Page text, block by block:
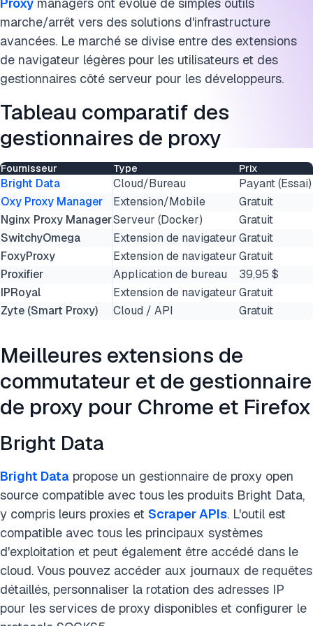
marche/arrêt vers des solutions d'infrastructure
avancées. Le marché se divise entre des extensions
de navigateur légères pour les utilisateurs et des
gestionnaires côté serveur pour les développeurs.
Tableau comparatif des
gestionnaires de proxy
Fournisseur Type Prix
Bright Data Cloud/Bureau
Payant (Essai)
Oxy Proxy Manager
Extension/Mobile
Gratuit
Nginx Proxy ManagerServeur (Docker)
Gratuit
SwitchyOmega
Extension de navigateurGratuit
FoxyProxy
Extension de navigateurGratuit
Proxifier
Application de bureau
39,95 $
IPRoyal
Extension de navigateurGratuit
Zyte (Smart Proxy)
Cloud / API Gratuit
Meilleures extensions de
commutateur et de gestionnaire
de proxy pour Chrome et Firefox
Bright Data
Bright Data propose un gestionnaire de proxy open
source compatible avec tous les produits Bright Data,
y compris leurs proxies et Scraper APIs. L'outil est
compatible avec tous les principaux systèmes
d'exploitation et peut également être accédé dans le
cloud. Vous pouvez accéder aux journaux de requêtes
détaillés, personnaliser la rotation des adresses IP
pour les services de proxy disponibles et configurer le